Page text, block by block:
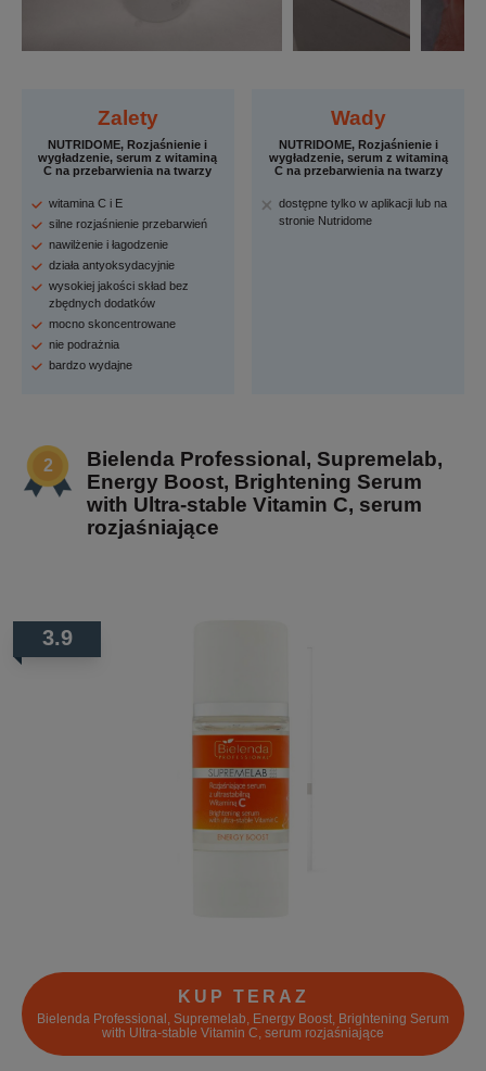
Zalety
NUTRIDOME, Rozjaśnienie i
wygładzenie, serum z witaminą
C na przebarwienia na twarzy
witamina C i E
silne rozjaśnienie przebarwień
nawilżenie i łagodzenie
działa antyoksydacyjnie
wysokiej jakości skład bez
zbędnych dodatków
mocno skoncentrowane
nie podrażnia
bardzo wydajne
Wady
NUTRIDOME, Rozjaśnienie i
wygładzenie, serum z witaminą
C na przebarwienia na twarzy
dostępne tylko w aplikacji lub na
stronie Nutridome
Bielenda Professional, Supremelab,
Energy Boost, Brightening Serum
with Ultra-stable Vitamin C, serum
rozjaśniające
3.9
KUP TERAZ
Bielenda Professional, Supremelab, Energy Boost, Brightening Serum
with Ultra-stable Vitamin C, serum rozjaśniające